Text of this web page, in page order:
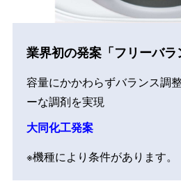
業界初の発案「フリーバラ
容量にかかわらずバランス調
ーな調剤を実現
大同化工発案
※機種により条件があります。